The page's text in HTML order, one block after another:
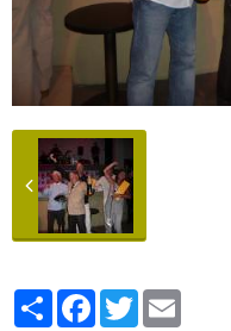
PartagerFacebook
Twitter